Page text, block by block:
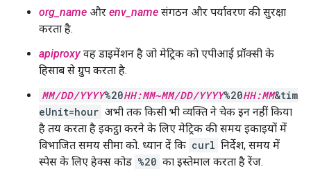
org_name और env_name संगठन और पर्यावरण की सुरक्षा
करता है.
apiproxy वह डाइमेंशन है जो मेट्रिक को एपीआई प्रॉक्सी के
हिसाब से ग्रुप करता है.
MM/DD/YYYY%20HH:MM~MM/DD/YYYY%20HH:MM&tim
eUnit=hour अभी तक किसी भी व्यक्ति ने चेक इन नहीं किया
है तय करता है इकट्ठा करने के लिए मेट्रिक की समय इकाइयों में
विभाजित समय सीमा को. ध्यान दें कि curl निर्देश, समय में
स्पेस के लिए हेक्स कोड %20 का इस्तेमाल करता है रेंज.